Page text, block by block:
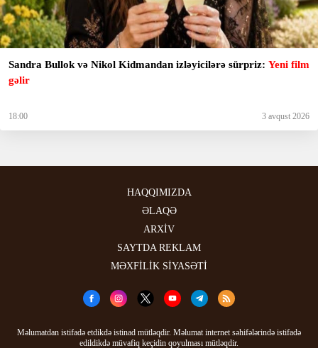
Sandra Bullok və Nikol Kidmandan izləyicilərə sürpriz: Yeni film
gəlir
18:00 3 avqust 2026
HAQQIMIZDA
ƏLAQƏ
ARXİV
SAYTDA REKLAM
MƏXFİLİK SİYASƏTİ
Məlumatdan istifadə etdikdə istinad mütləqdir. Məlumat internet səhifələrində istifadə
edildikdə müvafiq keçidin qoyulması mütləqdir.